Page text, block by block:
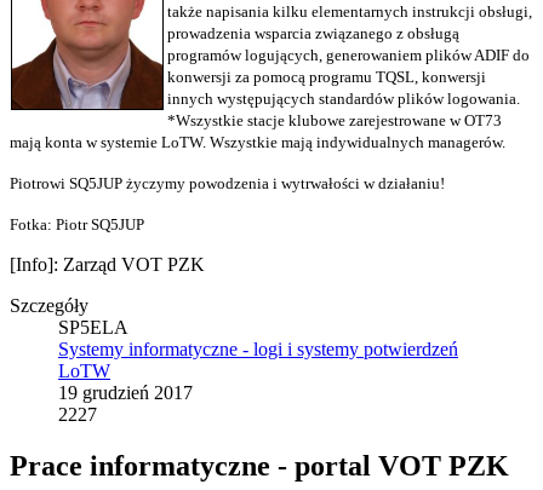
także napisania kilku elementarnych instrukcji obsługi,
prowadzenia wsparcia związanego z obsługą
programów logujących, generowaniem plików ADIF do
konwersji za pomocą programu TQSL, konwersji
innych występujących standardów plików logowania.
*Wszystkie stacje klubowe zarejestrowane w OT73
mają konta w systemie LoTW. Wszystkie mają indywidualnych managerów.
Piotrowi SQ5JUP życzymy powodzenia i wytrwałości w działaniu!
Fotka: Piotr SQ5JUP
[Info]: Zarząd VOT PZK
Szczegóły
SP5ELA
Systemy informatyczne - logi i systemy potwierdzeń
LoTW
19 grudzień 2017
2227
Prace informatyczne - portal VOT PZK